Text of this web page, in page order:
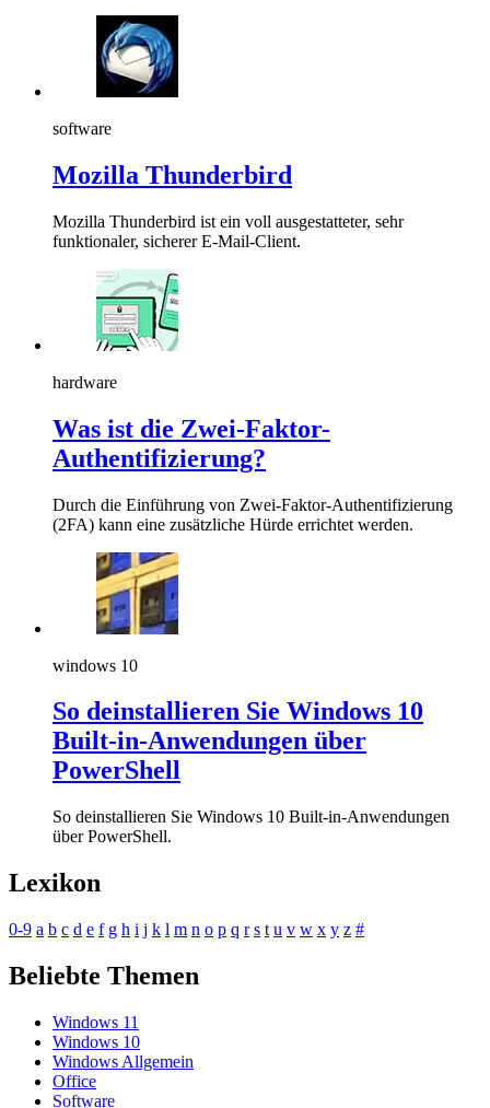
software
Mozilla Thunderbird
Mozilla Thunderbird ist ein voll ausgestatteter, sehr
funktionaler, sicherer E-Mail-Client.
hardware
Was ist die Zwei-Faktor-
Authentifizierung?
Durch die Einführung von Zwei-Faktor-Authentifizierung
(2FA) kann eine zusätzliche Hürde errichtet werden.
windows 10
So deinstallieren Sie Windows 10
Built-in-Anwendungen über
PowerShell
So deinstallieren Sie Windows 10 Built-in-Anwendungen
über PowerShell.
Lexikon
0-9 a b c d e f g h i j k l m n o p q r s t u v w x y z #
Beliebte Themen
Windows 11
Windows 10
Windows Allgemein
Office
Software